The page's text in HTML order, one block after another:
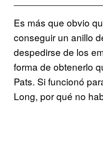
Es más que obvio
conseguir un anillo
despedirse de los
forma de obtenerlo
Pats. Si funcionó
Long, por qué no